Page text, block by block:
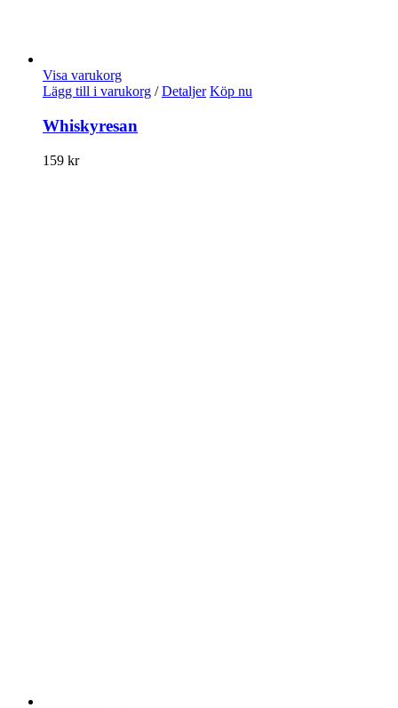
Visa varukorg
Lägg till i varukorg / Detaljer Köp nu
Whiskyresan
159 kr